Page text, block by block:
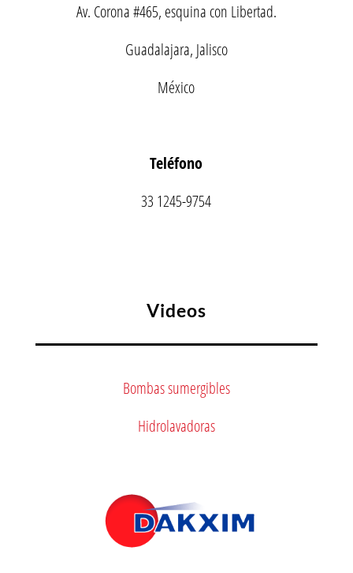
Av. Corona #465, esquina con Libertad.
Guadalajara, Jalisco
México
Teléfono
33 1245-9754
Videos
Bombas sumergibles
Hidrolavadoras